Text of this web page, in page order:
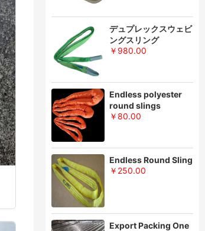
デュプレックスウェビ
ングスリング
￥980.00
Endless polyester
round slings
￥80.00
Endless Round Sling
￥250.00
Export Packing One